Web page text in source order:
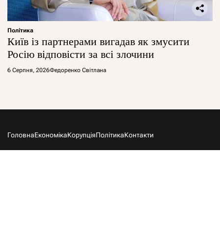
Політика
Київ із партнерами вигадав як змусити
Росію відповісти за всі злочини
6 Серпня, 2026Федоренко Світлана
ГоловнаЕкономікаКорупціяПолітикаКонтакти